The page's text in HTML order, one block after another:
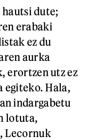
dute;
erabaki
ez du
aurka
erortzen utz ez
egiteko. Hala,
indargabetu
lotuta,
Lecornuk